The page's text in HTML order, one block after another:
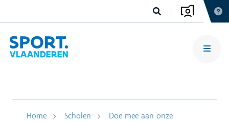
Home Scholen
Doe mee aan onze